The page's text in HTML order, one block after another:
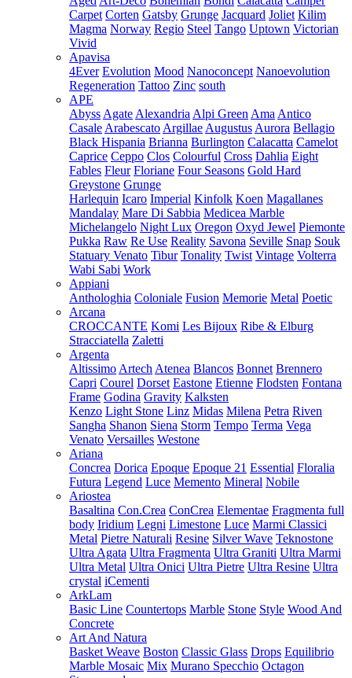
Carpet Corten Gatsby Grunge Jacquard Joliet Kilim
Magma Norway Regio Steel Tango Uptown Victorian
Vivid
Apavisa
4Ever Evolution Mood Nanoconcept Nanoevolution
Regeneration Tattoo Zinc south
APE
Abyss Agate Alexandria Alpi Green Ama Antico
Casale Arabescato Argillae Augustus Aurora Bellagio
Black Hispania Brianna Burlington Calacatta Camelot
Caprice Ceppo Clos Colourful Cross Dahlia Eight
Fables Fleur Floriane Four Seasons Gold Hard
Greystone Grunge
Harlequin Icaro Imperial Kinfolk Koen Magallanes
Mandalay Mare Di Sabbia Medicea Marble
Michelangelo Night Lux Oregon Oxyd Jewel Piemonte
Pukka Raw Re Use Reality Savona Seville Snap Souk
Statuary Venato Tibur Tonality Twist Vintage Volterra
Wabi Sabi Work
Appiani
Anthologhia Coloniale Fusion Memorie Metal Poetic
Arcana
CROCCANTE Komi Les Bijoux Ribe & Elburg
Stracciatella Zaletti
Argenta
Altissimo Artech Atenea Blancos Bonnet Brennero
Capri Courel Dorset Eastone Etienne Flodsten Fontana
Frame Godina Gravity Kalksten
Kenzo Light Stone Linz Midas Milena Petra Riven
Sangha Shanon Siena Storm Tempo Terma Vega
Venato Versailles Westone
Ariana
Concrea Dorica Epoque Epoque 21 Essential Floralia
Futura Legend Luce Memento Mineral Nobile
Ariostea
Basaltina Con.Crea ConCrea Elementae Fragmenta full
body Iridium Legni Limestone Luce Marmi Classici
Metal Pietre Naturali Resine Silver Wave Teknostone
Ultra Agata Ultra Fragmenta Ultra Graniti Ultra Marmi
Ultra Metal Ultra Onici Ultra Pietre Ultra Resine Ultra
crystal iCementi
ArkLam
Basic Line Countertops Marble Stone Style Wood And
Concrete
Art And Natura
Basket Weave Boston Classic Glass Drops Equilibrio
Marble Mosaic Mix Murano Specchio Octagon